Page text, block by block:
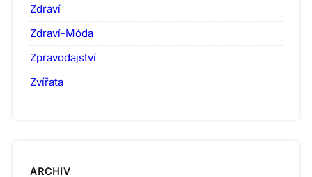
Zdraví
Zdraví-Móda
Zpravodajství
Zvířata
ARCHIV